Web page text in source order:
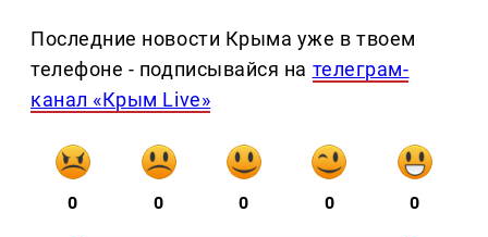
Последние новости Крыма уже в твоем
телефоне - подписывайся на телеграм-
канал «Крым Live»
0 0 0 0 0